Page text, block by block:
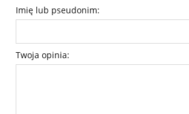
Imię lub pseudonim:
Twoja opinia: